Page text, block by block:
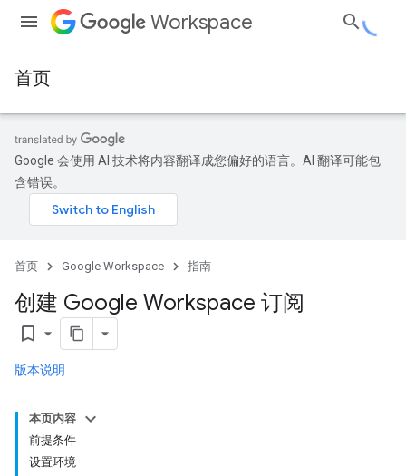
Workspace
首页
Google 会使用 AI 技术将内容翻译成您偏好的语言。AI 翻译可能包
含错误。
首页 Google Workspace 指南
创建 Google Workspace 订阅
bookmark_border
版本说明
本页内容
前提条件
设置环境